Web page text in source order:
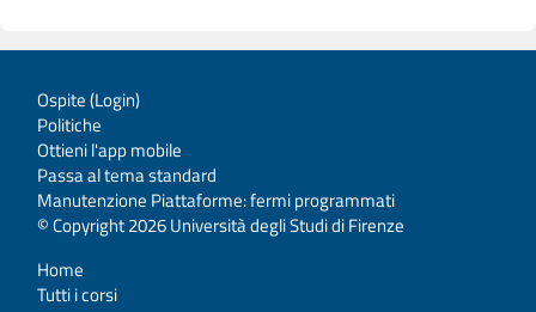
Ospite (Login)
Politiche
Ottieni l'app mobile
Passa al tema standard
Manutenzione Piattaforme: fermi programmati
© Copyright 2026 Università degli Studi di Firenze
Home
Tutti i corsi